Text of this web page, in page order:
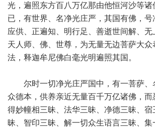
光，遍照东方百八万亿那由他恒河沙等诸
已，有世界、名净光庄严，其国有佛，号
应供、正遍知、明行足、善逝世间解、无
天人师、佛、世尊，为无量无边菩萨大
法，释迦牟尼佛白毫光明遍照其国。
尔时一切净光庄严国中，有一菩萨、
众德本，供养亲近无量百千万亿诸佛，而
得妙幢相三昧、法华三昧、净德三昧、宿
昧、智印三昧、解一切众生语言三昧、